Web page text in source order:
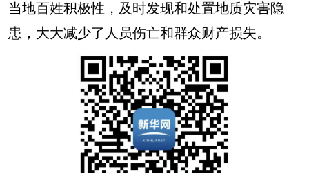
当地百姓积极性，及时发现和处置地质灾害隐
患，大大减少了人员伤亡和群众财产损失。